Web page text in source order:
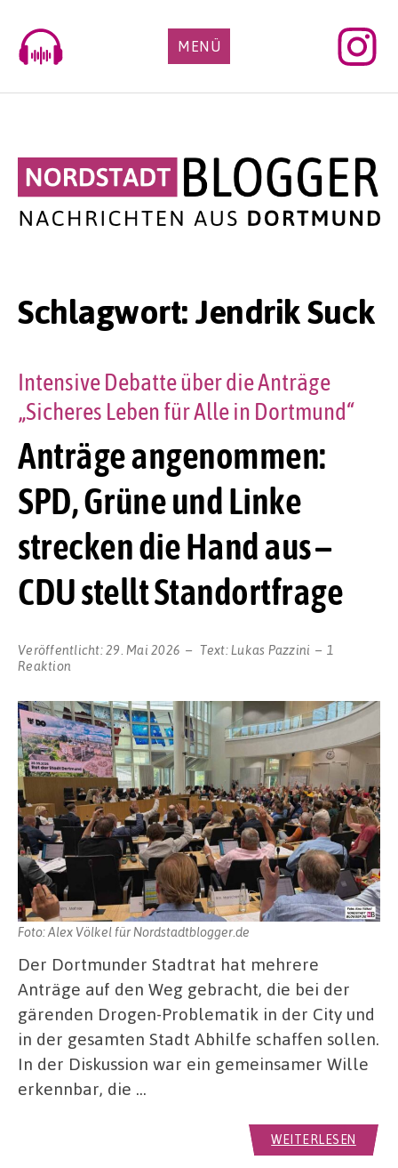
content
MENÜ
Schlagwort:Jendrik Suck
Anträge angenommen:
SPD, Grüne und Linke
strecken die Hand aus –
CDU stellt Standortfrage
Intensive Debatte über die Anträge
„Sicheres Leben für Alle in Dortmund“
Veröffentlicht:29. Mai 2026 Text:Lukas Pazzini
1
Reaktion
Foto: Alex Völkel für Nordstadtblogger.de
Der Dortmunder Stadtrat hat mehrere
Anträge auf den Weg gebracht, die bei der
gärenden Drogen-Problematik in der City und
in der gesamten Stadt Abhilfe schaffen sollen.
In der Diskussion war ein gemeinsamer Wille
erkennbar, die …
WEITERLESEN